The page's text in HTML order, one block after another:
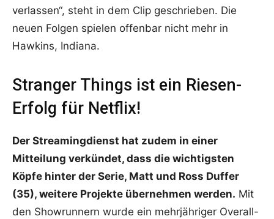
verlassen“, steht in dem Clip geschrieben. Die
neuen Folgen spielen offenbar nicht mehr in
Hawkins, Indiana.
Stranger Things ist ein Riesen-
Erfolg für Netflix!
Der Streamingdienst hat zudem in einer
Mitteilung verkündet, dass die wichtigsten
Köpfe hinter der Serie, Matt und Ross Duffer
(35), weitere Projekte übernehmen werden. Mit
den Showrunnern wurde ein mehrjähriger Overall-